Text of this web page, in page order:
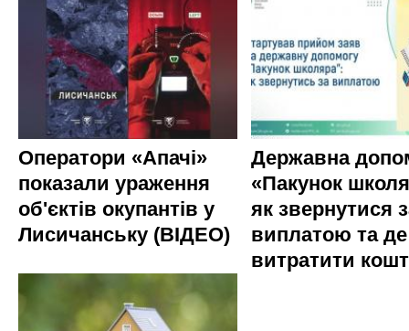
Оператори «Апачі»
показали ураження
об'єктів окупантів у
Лисичанську (ВІДЕО)
Державна
«Пакунок
як звернутися
виплатою та де
витратити